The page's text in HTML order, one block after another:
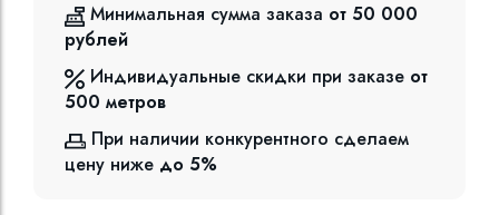
Минимальная сумма заказа от 50 000
рублей
Индивидуальные скидки при заказе от
500 метров
При наличии конкурентного сделаем
цену ниже до 5%